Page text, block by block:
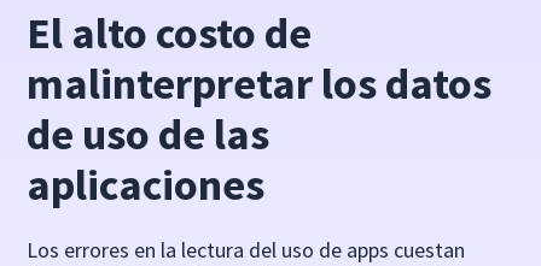
El alto costo de
malinterpretar los datos
de uso de las
aplicaciones
Los errores en la lectura del uso de apps cuestan